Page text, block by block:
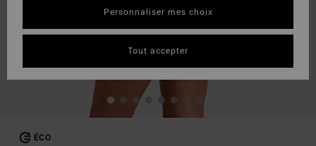
ÉCO
Personnaliser mes choix
Tout accepter